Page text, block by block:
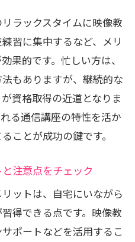
ラックスタイムに映像教
習に集中するなど、メリ
果的です。忙しい方は、
もありますが、継続的な
資格取得の近道となりま
る通信講座の特性を活か
ことが成功の鍵です。
注意点をチェック
ットは、自宅にいながら
得できる点です。映像教
ポートなどを活用するこ